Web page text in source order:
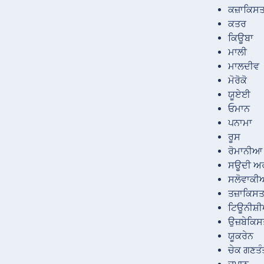
ਕਤਰ
ਕਿਊਬਾ
ਮਾਲੀ
ਮਾਲਦੀਵ
ਮੋਰੋਕੋ
ਯੂਏਈ
ਓਮਾਨ
ਪਨਾਮਾ
ਰੂਸ
ਰੋਮਾਨੀਆ
ਸਊਦੀ
ਯੂਕਰੇਨ
ਚੇਕ